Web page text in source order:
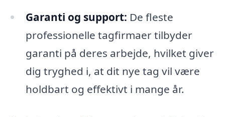
Garanti og support: De fleste
professionelle tagfirmaer tilbyder
garanti på deres arbejde, hvilket giver
dig tryghed i, at dit nye tag vil være
holdbart og effektivt i mange år.